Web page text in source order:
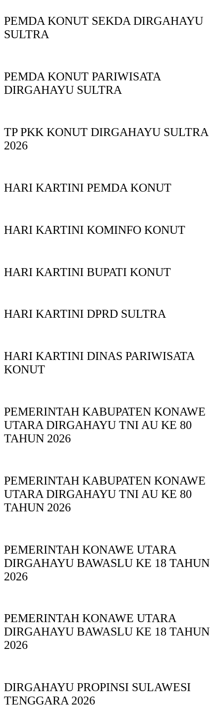
PEMDA KONUT SEKDA DIRGAHAYU
SULTRA
PEMDA KONUT PARIWISATA
DIRGAHAYU SULTRA
TP PKK KONUT DIRGAHAYU SULTRA
2026
HARI KARTINI PEMDA KONUT
HARI KARTINI KOMINFO KONUT
HARI KARTINI BUPATI KONUT
HARI KARTINI DPRD SULTRA
HARI KARTINI DINAS PARIWISATA
KONUT
PEMERINTAH KABUPATEN KONAWE
UTARA DIRGAHAYU TNI AU KE 80
TAHUN 2026
PEMERINTAH KABUPATEN KONAWE
UTARA DIRGAHAYU TNI AU KE 80
TAHUN 2026
PEMERINTAH KONAWE UTARA
DIRGAHAYU BAWASLU KE 18 TAHUN
2026
PEMERINTAH KONAWE UTARA
DIRGAHAYU BAWASLU KE 18 TAHUN
2026
DIRGAHAYU PROPINSI SULAWESI
TENGGARA 2026